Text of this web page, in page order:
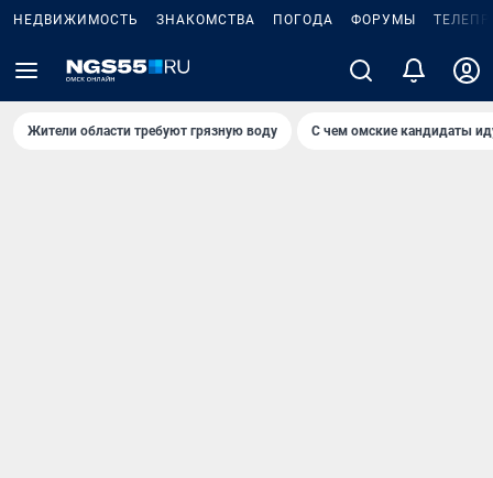
НЕДВИЖИМОСТЬ ЗНАКОМСТВА ПОГОДА ФОРУМЫ
Жители области требуют грязную воду С чем омские кандидаты